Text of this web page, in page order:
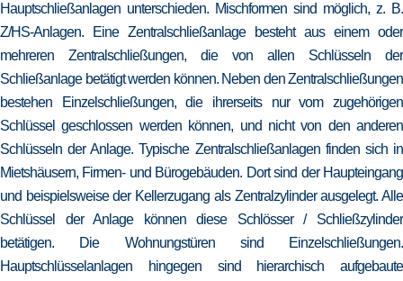
Hauptschließanlagen unterschieden. Mischformen sind möglich, z. B.
Z/HS-Anlagen. Eine Zentralschließanlage besteht aus einem oder
mehreren Zentralschließungen, die von allen Schlüsseln der
Schließanlage betätigt werden können. Neben den Zentralschließungen
bestehen Einzelschließungen, die ihrerseits nur vom zugehörigen
Schlüssel geschlossen werden können, und nicht von den anderen
Schlüsseln der Anlage. Typische Zentralschließanlagen finden sich in
Mietshäusern, Firmen- und Bürogebäuden. Dort sind der Haupteingang
und beispielsweise der Kellerzugang als Zentralzylinder ausgelegt. Alle
Schlüssel der Anlage können diese Schlösser / Schließzylinder
betätigen. Die Wohnungstüren sind Einzelschließungen.
Hauptschlüsselanlagen hingegen sind hierarchisch aufgebaute